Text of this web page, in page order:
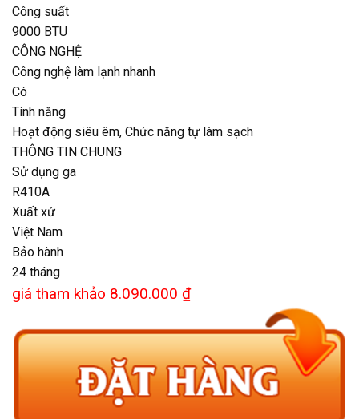
Công suất
9000 BTU
CÔNG NGHỆ
Công nghệ làm lạnh nhanh
Có
Tính năng
Hoạt động siêu êm, Chức năng tự làm sạch
THÔNG TIN CHUNG
Sử dụng ga
R410A
Xuất xứ
Việt Nam
Bảo hành
24 tháng
giá tham khảo 8.090.000 ₫